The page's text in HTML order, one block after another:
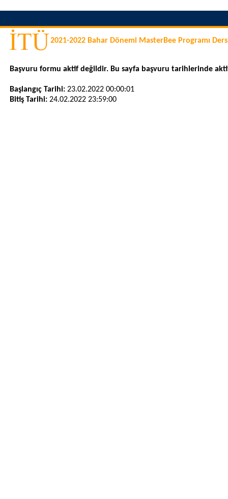
2021-2022 Bahar Dönemi MasterBee Programı
Başvuru formu aktif değildir. Bu sayfa başvuru tarihlerinde
Başlangıç Tarihi: 23.02.2022 00:00:01
Bitiş Tarihi: 24.02.2022 23:59:00